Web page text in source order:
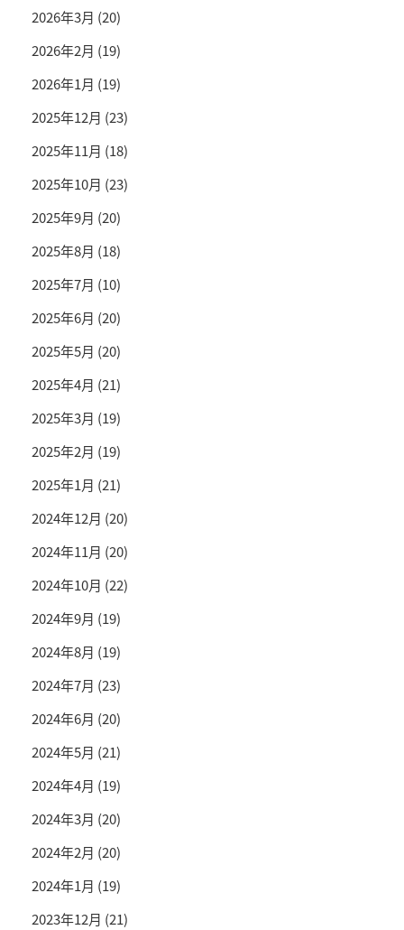
2026年3月 (20)
2026年2月 (19)
2026年1月 (19)
2025年12月 (23)
2025年11月 (18)
2025年10月 (23)
2025年9月 (20)
2025年8月 (18)
2025年7月 (10)
2025年6月 (20)
2025年5月 (20)
2025年4月 (21)
2025年3月 (19)
2025年2月 (19)
2025年1月 (21)
2024年12月 (20)
2024年11月 (20)
2024年10月 (22)
2024年9月 (19)
2024年8月 (19)
2024年7月 (23)
2024年6月 (20)
2024年5月 (21)
2024年4月 (19)
2024年3月 (20)
2024年2月 (20)
2024年1月 (19)
2023年12月 (21)